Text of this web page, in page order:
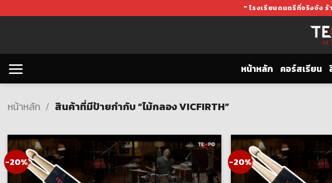
to
" โรงเรียนดนตรีที่จริงจัง ร้
หน้าหลัก คอร์สเรียน
หน้าหลัก / สินค้าที่มีป้ายกำกับ “ไม้กลอง VICFIRTH”
-20% -20%